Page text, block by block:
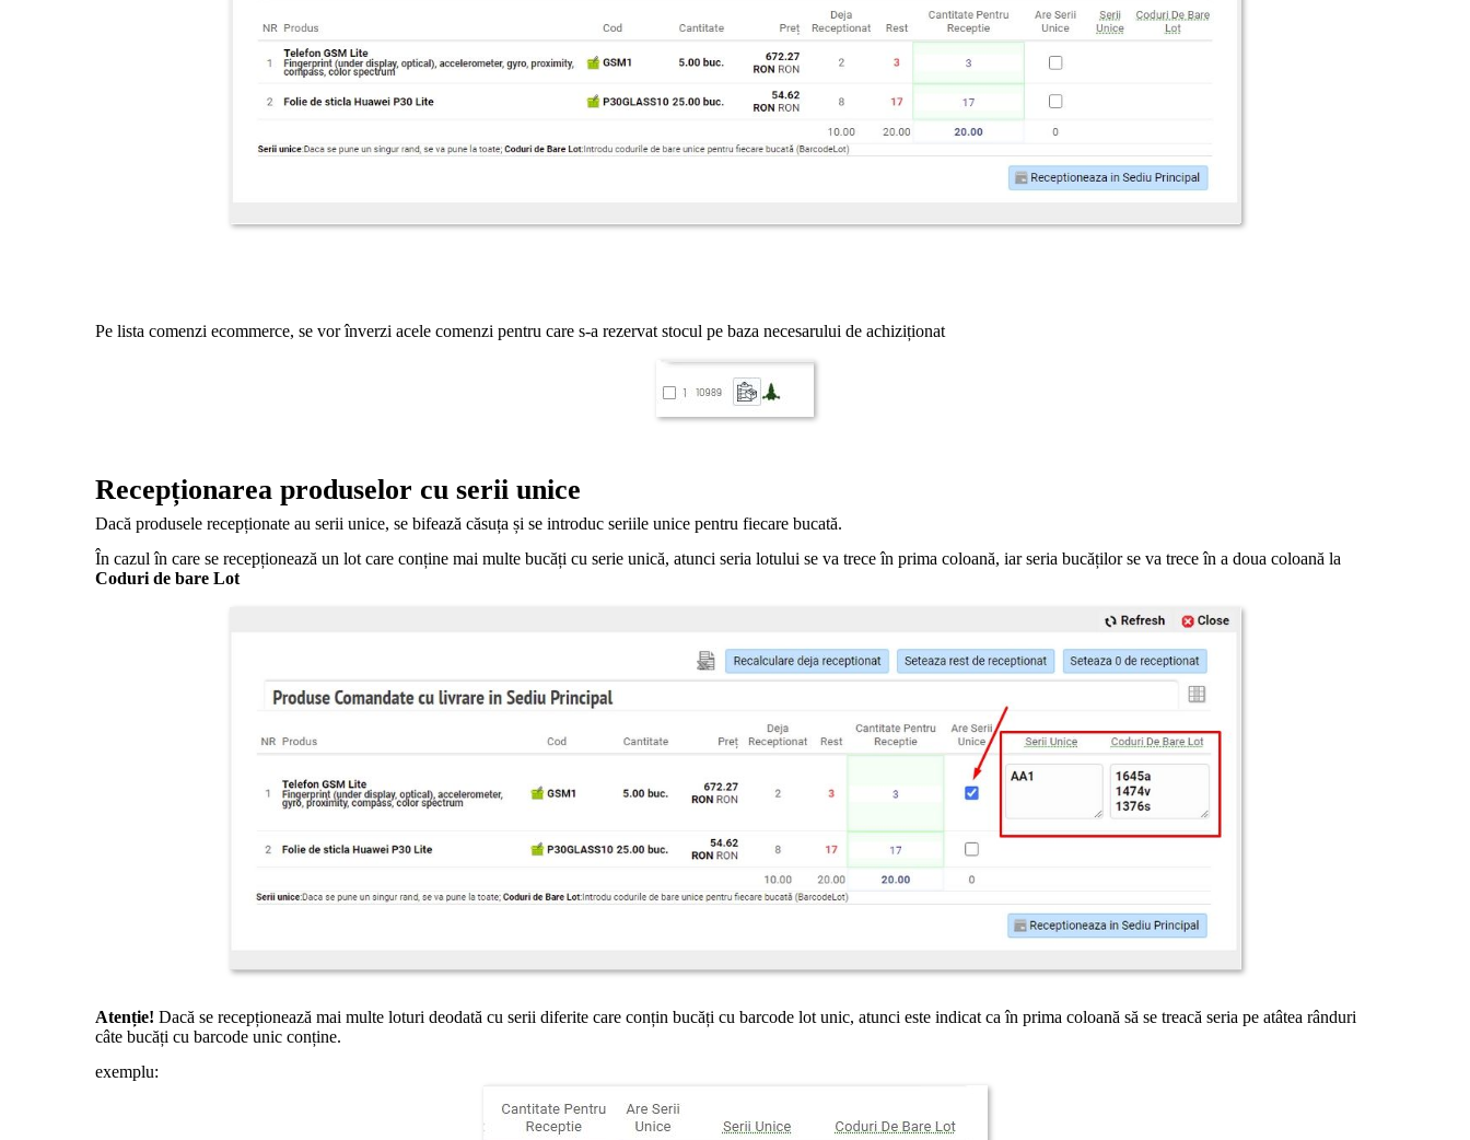
Pe lista comenzi ecommerce, se vor înverzi acele comenzi pentru care s-a rezervat stocul pe baza necesarului de achiziționat
Recepționarea produselor cu serii unice
Dacă produsele recepționate au serii unice, se bifează căsuța și se introduc seriile unice pentru fiecare bucată.
În cazul în care se recepționează un lot care conține mai multe bucăți cu serie unică, atunci seria lotului se va trece în prima coloană, iar seria bucăților se va trece în a doua coloană la
Coduri de bare Lot
Atenție! Dacă se recepționează mai multe loturi deodată cu serii diferite care conțin bucăți cu barcode lot unic, atunci este indicat ca în prima coloană să se treacă seria pe atâtea rânduri
câte bucăți cu barcode unic conține.
exemplu: